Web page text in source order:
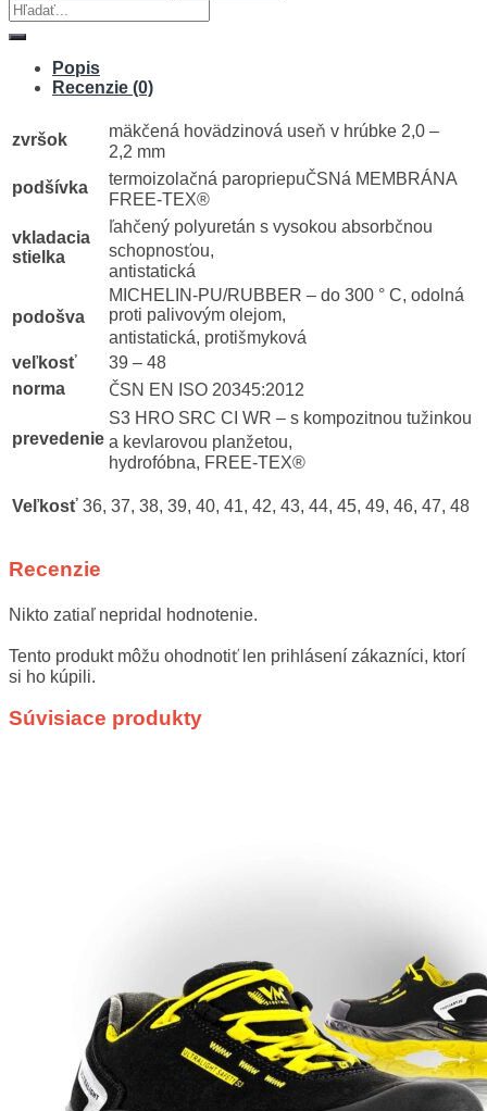
Hľadať:
Popis
Recenzie (0)
zvršok
mäkčená hovädzinová useň v hrúbke 2,0 –
2,2 mm
podšívka
termoizolačná paropriepuČSNá MEMBRÁNA
FREE-TEX®
vkladacia
stielka
ľahčený polyuretán s vysokou absorbčnou
schopnosťou,
antistatická
podošva
MICHELIN-PU/RUBBER – do 300 ° C, odolná
proti palivovým olejom,
antistatická, protišmyková
veľkosť
39 – 48
norma
ČSN EN ISO 20345:2012
prevedenie
S3 HRO SRC CI WR – s kompozitnou tužinkou
a kevlarovou planžetou,
hydrofóbna, FREE-TEX®
Veľkosť 36, 37, 38, 39, 40, 41, 42, 43, 44, 45, 49, 46, 47, 48
Recenzie
Nikto zatiaľ nepridal hodnotenie.
Tento produkt môžu ohodnotiť len prihlásení zákazníci, ktorí
si ho kúpili.
Súvisiace produkty